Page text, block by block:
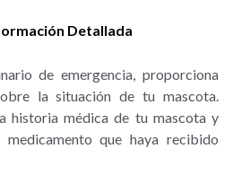
Detallada
de emergencia, proporciona
la situación de tu mascota.
historia médica de tu mascota y
que haya recibido